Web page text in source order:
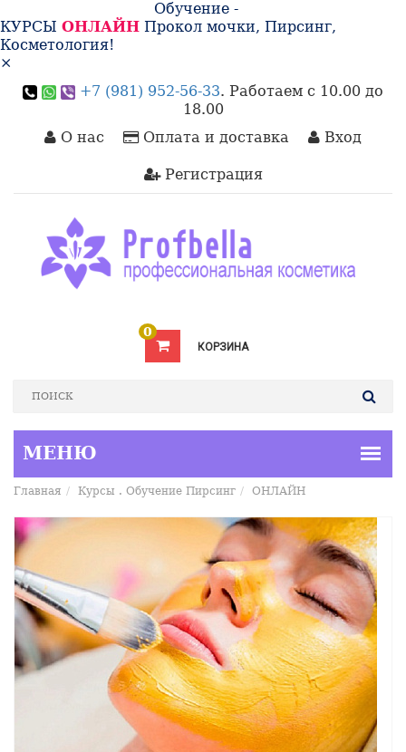
Обучение -
КУРСЫ ОНЛАЙН Прокол мочки, Пирсинг,
Косметология!
×
+7 (981) 952-56-33. Работаем с 10.00 до
18.00
О нас
Оплата и доставка Вход
Регистрация
КОРЗИНА
0
Главная Курсы . Обучение Пирсинг ОНЛАЙН